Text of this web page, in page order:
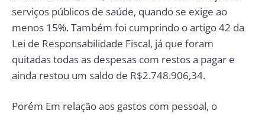
serviços públicos de saúde, quando se exige ao
menos 15%. Também foi cumprindo o artigo 42 da
Lei de Responsabilidade Fiscal, já que foram
quitadas todas as despesas com restos a pagar e
ainda restou um saldo de R$2.748.906,34.
Porém Em relação aos gastos com pessoal, o